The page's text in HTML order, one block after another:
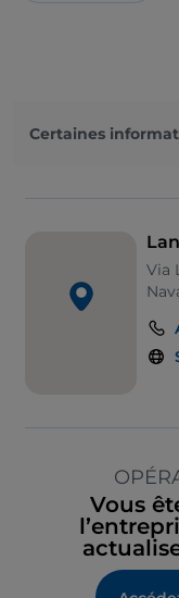
Espace fumeurs
Certaines
Via
Vous